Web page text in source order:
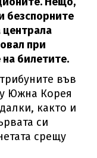
безспорните
при
билетите.
във
Южна Корея
както и
си
срещу